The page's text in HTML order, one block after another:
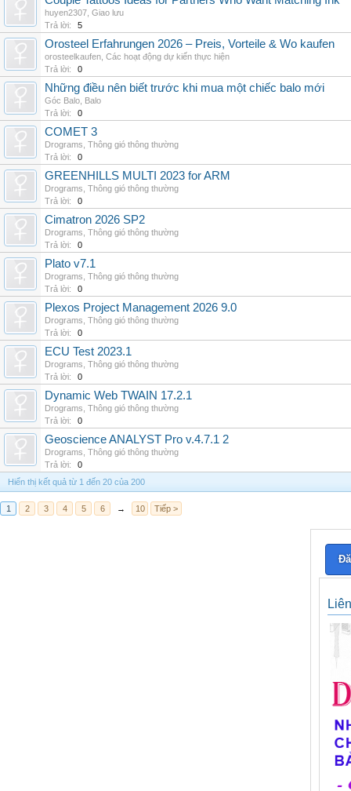
huyen2307 Giao lưu
Trả lời:
5
Orosteel Erfahrungen 2026 – Preis, Vorteile & Wo kaufen
orosteelkaufen Các hoạt động dự kiến thực hiện
Trả lời:
0
Những điều nên biết trước khi mua một chiếc balo mới
Góc Balo Balo
Trả lời:
0
COMET 3
Drograms Thông gió thông thường
Trả lời:
0
GREENHILLS MULTI 2023 for ARM
Drograms Thông gió thông thường
Trả lời:
0
Cimatron 2026 SP2
Drograms Thông gió thông thường
Trả lời:
0
Plato v7.1
Drograms Thông gió thông thường
Trả lời:
0
Plexos Project Management 2026 9.0
Drograms Thông gió thông thường
Trả lời:
0
ECU Test 2023.1
Drograms Thông gió thông thường
Trả lời:
0
Dynamic Web TWAIN 17.2.1
Drograms Thông gió thông thường
Trả lời:
0
Geoscience ANALYST Pro v.4.7.1 2
Drograms Thông gió thông thường
Trả lời:
0
Hiển thị kết quả từ 1 đến 20 của 200
1 2 3 4 5 6 → 10 Tiếp >